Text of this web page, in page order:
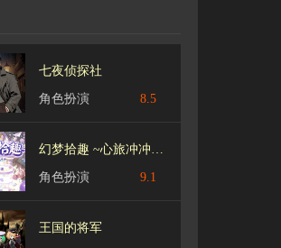
七夜侦探社
角色扮演 8.5
幻梦拾趣 ~心旅冲冲冲 v1.1
角色扮演 9.1
王国的将军